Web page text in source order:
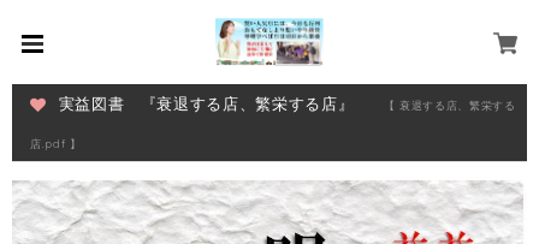
実益図書 『衰退する店、繁栄する店』 【 衰退する店、繁栄する
店.pdf 】